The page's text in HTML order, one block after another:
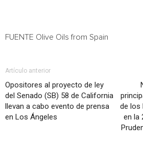
FUENTE Olive Oils from Spain
Artículo anterior
Opositores al proyecto de ley
del Senado (SB) 58 de California
llevan a cabo evento de prensa
en Los Ángeles
de los
en la